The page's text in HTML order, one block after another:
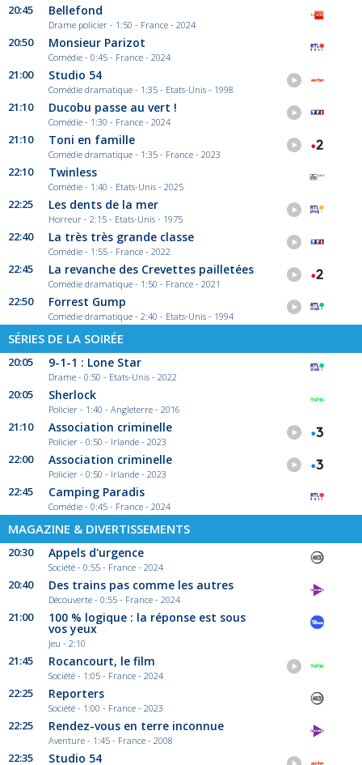
20:45 Bellefond
Drame policier - 1:50 - France - 2024
20:50 Monsieur Parizot
Comédie - 0:45 - France - 2024
21:00 Studio 54
Comédie dramatique - 1:35 - Etats-Unis - 1998
21:10 Ducobu passe au vert !
Comédie - 1:30 - France - 2024
21:10 Toni en famille
Comédie dramatique - 1:35 - France - 2023
22:10 Twinless
Comédie - 1:40 - Etats-Unis - 2025
22:25 Les dents de la mer
Horreur - 2:15 - Etats-Unis - 1975
22:40 La très très grande classe
Comédie - 1:55 - France - 2022
22:45 La revanche des Crevettes pailletées
Comédie dramatique - 1:50 - France - 2021
22:50 Forrest Gump
Comédie dramatique - 2:40 - Etats-Unis - 1994
SÉRIES DE LA SOIRÉE
20:05 9-1-1 : Lone Star
Drame - 0:50 - Etats-Unis - 2022
20:05 Sherlock
Policier - 1:40 - Angleterre - 2016
21:10 Association criminelle
Policier - 0:50 - Irlande - 2023
22:00 Association criminelle
Policier - 0:50 - Irlande - 2023
22:45 Camping Paradis
Comédie - 0:45 - France - 2024
MAGAZINE & DIVERTISSEMENTS
20:30 Appels d'urgence
Société - 0:55 - France - 2024
20:40 Des trains pas comme les autres
Découverte - 0:55 - France - 2024
21:00 100 % logique : la réponse est sous
vos yeux
Jeu - 2:10
21:45 Rocancourt, le film
Société - 1:05 - France - 2024
22:25 Reporters
Société - 1:00 - France - 2023
22:25 Rendez-vous en terre inconnue
Aventure - 1:45 - France - 2008
22:35 Studio 54